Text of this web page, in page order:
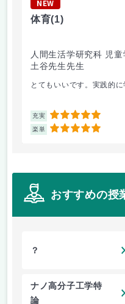
NEW
体育(1)
人間生活学研究科 児童
土谷先生先生
とてもいいです。実践的
充実 5
楽単 5
おすすめの授
？
ナノ高分子工学特
論